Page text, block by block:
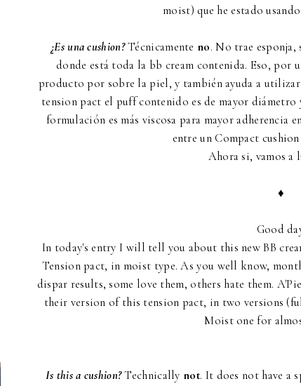
moist) que he estado
¿Es una cushion?Técnicamenteno. No trae
donde está toda la bb cream contenida. Eso, por
producto por sobre la piel, y también ayuda a
tension pact el puff contenido es de mayor diámetro
formulación es más viscosa para mayor adherencia
entre un Compact
Ahora si, vamos a
♦
Good
In today's entry I will tell you about this new BB
Tension pact, in moist type. As you well know,
dispar results, some love them, others hate them.
their version of this tension pact, in two versions
Moist one for
Is this a cushion?Technicallynot. It does not have a